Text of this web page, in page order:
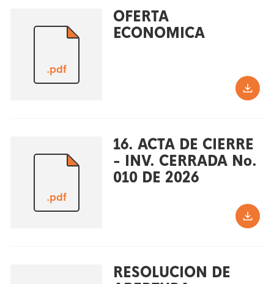
.pdf
OFERTA
ECONOMICA
.pdf
16. ACTA DE CIERRE
- INV. CERRADA No.
010 DE 2026
RESOLUCION DE